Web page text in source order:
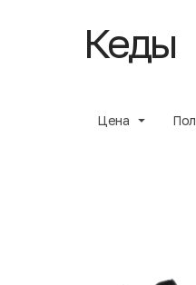
Кеды
Цена Пол